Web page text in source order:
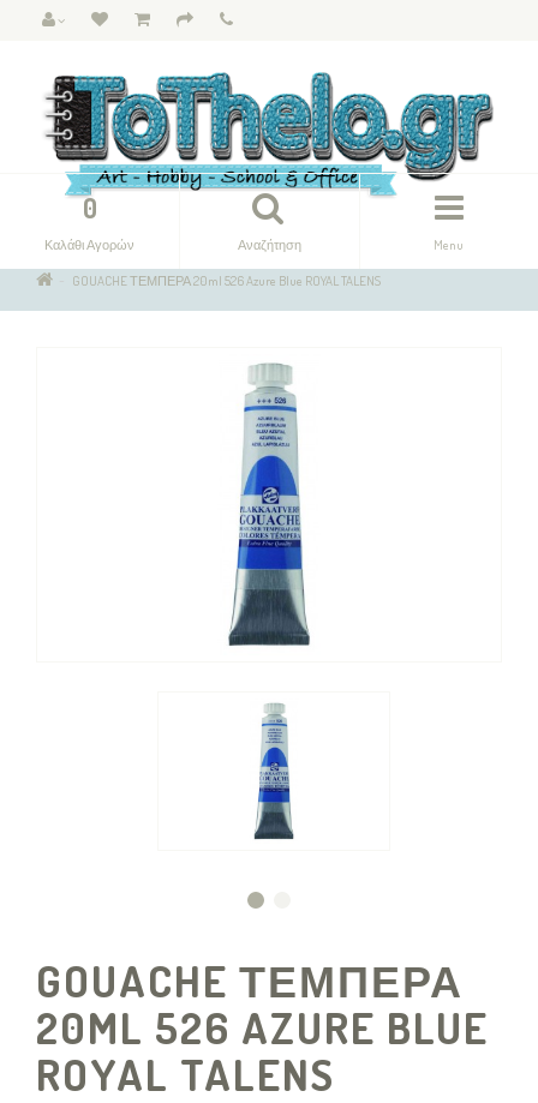
Menu
Αναζήτηση
0
Καλάθι Αγορών
GOUACHE ΤΕΜΠΕΡΑ 20ml 526 Azure Blue ROYAL TALENS
GOUACHE ΤΕΜΠΕΡΑ
20ML 526 AZURE BLUE
ROYAL TALENS